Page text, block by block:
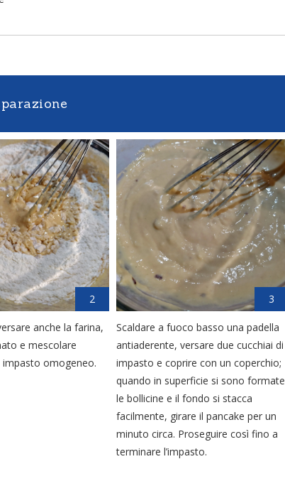
2
anche la farina,
e mescolare
omogeneo.
3
Scaldare a fuoco basso una padella
antiaderente, versare due cucchiai di
impasto e coprire con un coperchio;
quando in superficie si sono formate
le bollicine e il fondo si stacca
facilmente, girare il pancake per un
minuto circa. Proseguire così fino a
terminare l’impasto.